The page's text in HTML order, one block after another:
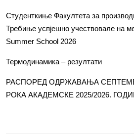
Студенткиње Факултета за
Требиње успјешно учествовале на
Summer School 2026
Термодинамика – резултати
РАСПОРЕД ОДРЖАВАЊА
РОКА АКАДЕМСКЕ 2025/2026.